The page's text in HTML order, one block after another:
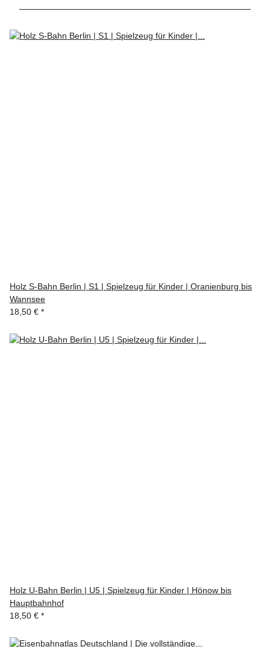
Holz S-Bahn Berlin | S1 | Spielzeug für Kinder | Oranienburg bis
Wannsee
18,50 € *
Holz U-Bahn Berlin | U5 | Spielzeug für Kinder | Hönow bis
Hauptbahnhof
18,50 € *